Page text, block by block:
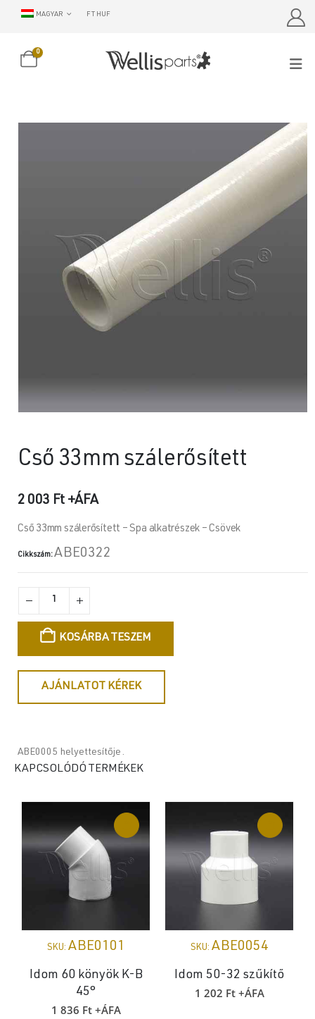
MAGYAR FT HUF
0
Cső 33mm szálerősített
2 003 Ft+ÁFA
Cső 33mm szálerősített – Spa alkatrészek – Csövek
Cikkszám:ABE0322
KOSÁRBA TESZEM
AJÁNLATOT KÉREK
ABE0005 helyettesítője.
KAPCSOLÓDÓ TERMÉKEK
SKU: ABE0101
Idom 60 könyök K-B
45°
1 836 Ft+ÁFA
SKU: ABE0054
Idom 50-32 szűkítő
1 202 Ft+ÁFA